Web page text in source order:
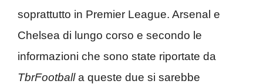
soprattutto in Premier League. Arsenal e
Chelsea di lungo corso e secondo le
informazioni che sono state riportate da
TbrFootballa queste due si sarebbe